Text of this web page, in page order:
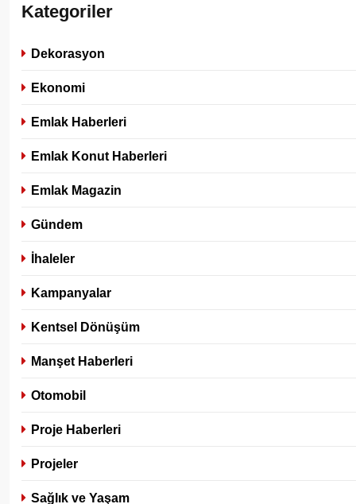
Kategoriler
Dekorasyon
Ekonomi
Emlak Haberleri
Emlak Konut Haberleri
Emlak Magazin
Gündem
İhaleler
Kampanyalar
Kentsel Dönüşüm
Manşet Haberleri
Otomobil
Proje Haberleri
Projeler
Sağlık ve Yaşam